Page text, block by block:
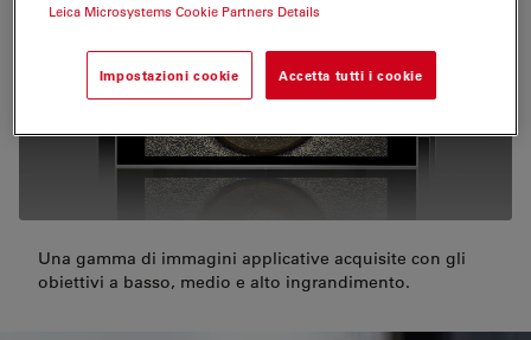
Una gamma di immagini applicative acquisite con gli
obiettivi a basso, medio e alto ingrandimento.
Leica Microsystems Cookie Partners Details
Impostazioni cookie Accetta tutti i cookie